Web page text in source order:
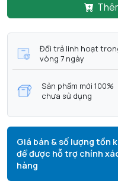
Đổi trả linh hoạt
vòng 7 ngày
Sản phẩm mới 100%
chưa sử dụng
Giá bán & số lượng tồn
để được hỗ trợ chính
hàng